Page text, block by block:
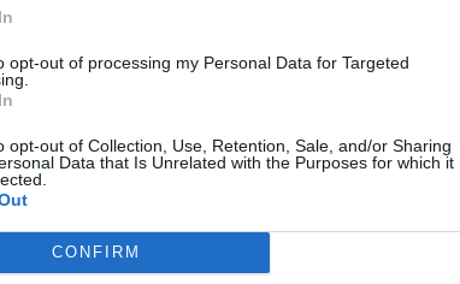
opt-out of processing my Personal Data for Targeted
opt-out of Collection, Use, Retention, Sale, and/or Sharing
Data that Is Unrelated with the Purposes for which it
CONFIRM
ΑΠΕ-